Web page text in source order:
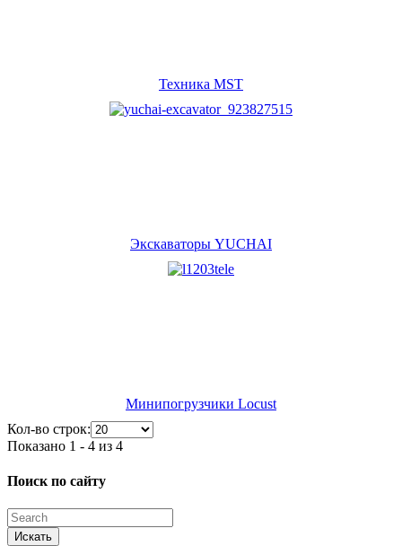
Техника MST
Экскаваторы YUCHAI
Минипогрузчики Locust
Кол-во строк:
Показано 1 - 4 из 4
Поиск по сайту